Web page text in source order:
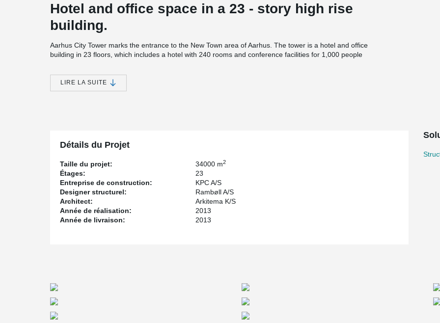
Hotel and office space in a 23 - story high rise
building.
Aarhus City Tower marks the entrance to the New Town area of Aarhus. The tower is a hotel and office
building in 23 floors, which includes a hotel with 240 rooms and conference facilities for 1,000 people
The tower is a low-energy building in class 2015, integrating a photovoltaic system on the entire south
facade. The facade solar cells are elegantly integrated into the facade expression. DELTABEAM
LIRE LA SUITE
Détails du Projet
Taille du projet: 34000 m2
Étages:
23
Entreprise de construction:
KPC A/S
Designer structurel:
Rambøll A/S
Architect:
Arkitema K/S
Année de réalisation:
2013
Année de livraison:
2013